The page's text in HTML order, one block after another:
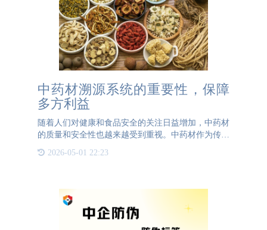
中药材溯源系统的重要性，保障
多方利益
随着人们对健康和食品安全的关注日益增加，中药材
的质量和安全性也越来越受到重视。中药材作为传统
医药的重要组成部分，其疗效和安全性直接关系到患
者的健康。建立完善的中药材溯源系统，不仅可以保
2026-05-01 22:23